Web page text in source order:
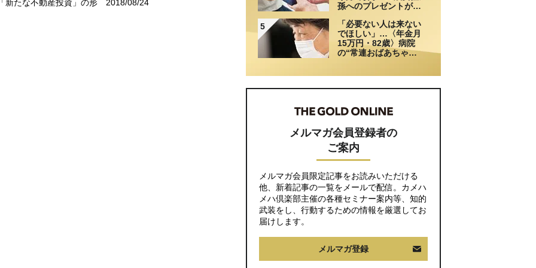
新たな不動産投資」の形 2018/08/24
孫へのプレゼントがき
係
5
「必要ない人は来ない
でほしい」…〈年金月
15万円・82歳〉病院
の“常連おばあちゃ
メルマガ会員登録者の
ご案内
メルマガ会員限定記事をお読みいただける
他、新着記事の一覧をメールで配信。カメハ
メハ倶楽部主催の各種セミナー案内等、知的
武装をし、行動するための情報を厳選してお
届けします。
メルマガ登録